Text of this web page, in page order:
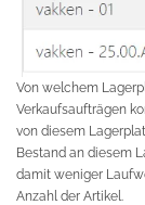
Von welchem
Verkaufsaufträgen
von diesem
Bestand an diesem
damit weniger
Anzahl der Artikel.